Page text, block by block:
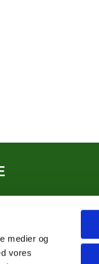
medier og
vores